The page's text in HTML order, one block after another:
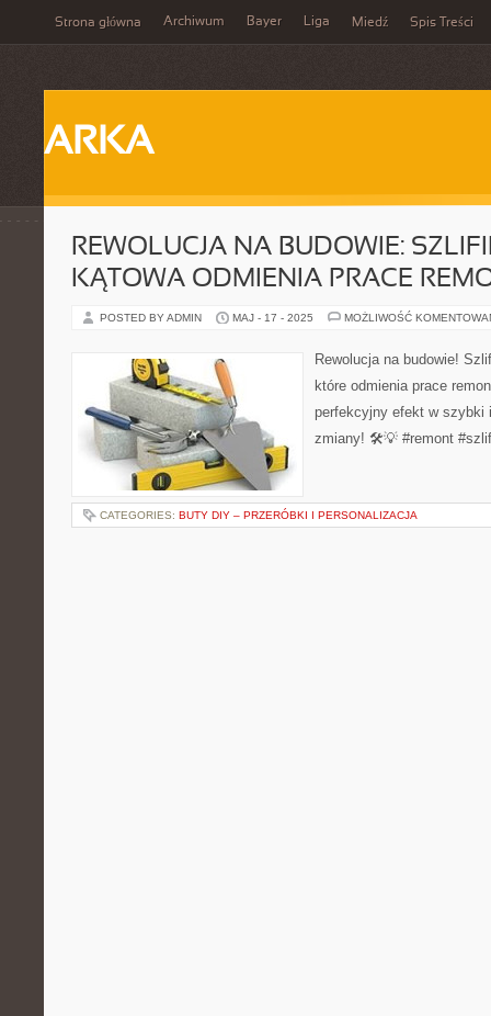
Strona główna Archiwum Bayer Liga Miedź Spis Treści
ARKA
REWOLUCJA NA BUDOWIE:
KĄTOWA ODMIENIA PRACE
POSTED BY ADMIN MAJ - 17 - 2025 MOŻLIWOŚĆ
Rewolucja na budowie!
które odmienia prace
perfekcyjny efekt w szybki
zmiany! 🛠️💡 #remont
CATEGORIES: BUTY DIY – PRZERÓBKI I PERSONALIZACJA